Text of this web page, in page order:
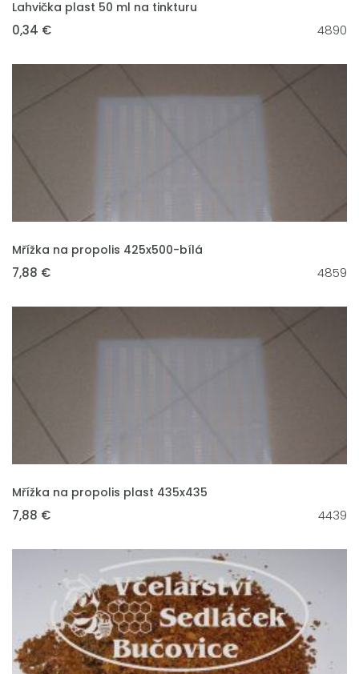
Lahvička plast 50 ml na tinkturu
0,34 € 4890
VLOŽIT DO KOŠÍKU
Mřížka na propolis 425x500-bílá
7,88 € 4859
VLOŽIT DO KOŠÍKU
Mřížka na propolis plast 435x435
7,88 € 4439